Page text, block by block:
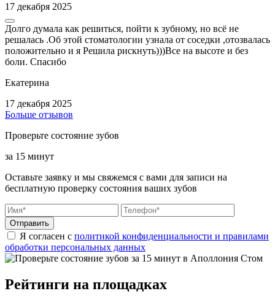
17 декабря 2025
Долго думала как решиться, пойти к зубному, но всё не
решалась .Об этой стоматологии узнала от соседки ,отозвалась
положительно и я Решила рискнуть)))Все на высоте и без
боли. Спасибо
Екатерина
17 декабря 2025
Больше отзывов
Проверьте состояние зубов
за 15 минут
Оставьте заявку и мы свяжемся с вами для записи на
бесплатную проверку состояния ваших зубов
Отправить
Я согласен с политикой конфиденциальности и правилами
обработки персональных данных
Рейтинги на площадках